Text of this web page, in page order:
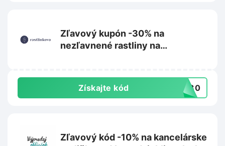
Zľavový kupón -30% na
nezľavnené rastliny na
Získajte kód aj30
Zľavový kód -10% na kancelárske